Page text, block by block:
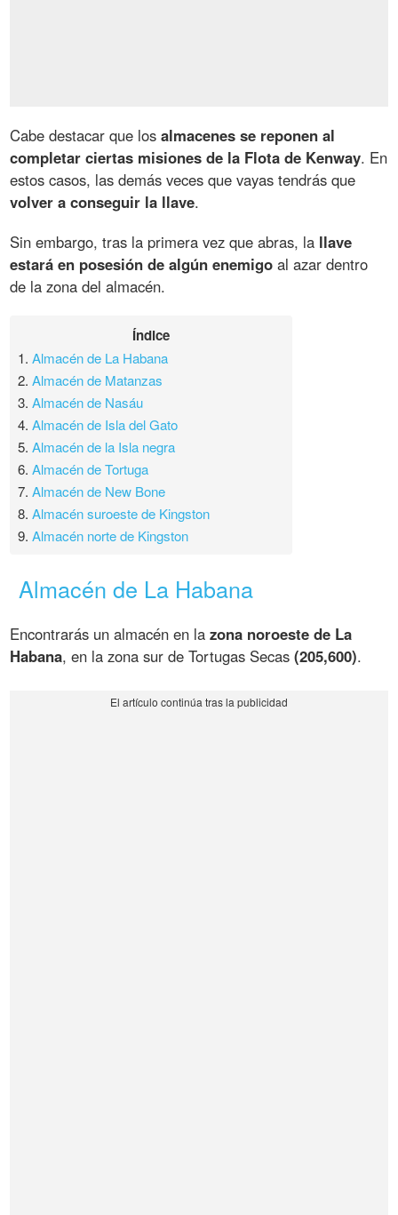
Cabe destacar que losalmacenes se reponen al
completar ciertas misiones de la Flota de Kenway. En
estos casos, las demás veces que vayas tendrás que
volver a conseguir la llave.
Sin embargo, tras la primera vez que abras, la llave
estará en posesión de algún enemigo al azar dentro
de la zona del almacén.
Índice
1.Almacén de La Habana
2.Almacén de Matanzas
3.Almacén de Nasáu
4.Almacén de Isla del Gato
5.Almacén de la Isla negra
6.Almacén de Tortuga
7.Almacén de New Bone
8.Almacén suroeste de Kingston
9.Almacén norte de Kingston
Almacén de La Habana
Encontrarás un almacén en lazona noroeste de La
Habana, en la zona sur de Tortugas Secas(205,600).